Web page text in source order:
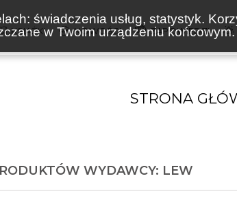
świadczenia usług, statystyk.
w Twoim urządzeniu
KSIĄŻKI NOWOŚCI ZAPOWIEDZI
STRONA
WYDAWCY: LEW